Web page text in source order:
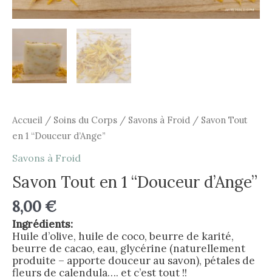
Accueil / Soins du Corps / Savons à Froid / Savon Tout
en 1 “Douceur d’Ange”
Savons à Froid
Savon Tout en 1 “Douceur d’Ange”
8,00€
Ingrédients:
Huile d’olive, huile de coco, beurre de karité,
beurre de cacao, eau, glycérine (naturellement
produite – apporte douceur au savon), pétales de
fleurs de calendula…. et c’est tout !!